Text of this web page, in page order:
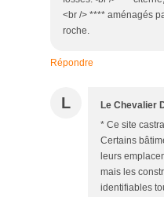
<br /> **** aménagés
roche.
Répondre
L Le Chevalier
* Ce site
Certains
leurs
mais les
identifiables